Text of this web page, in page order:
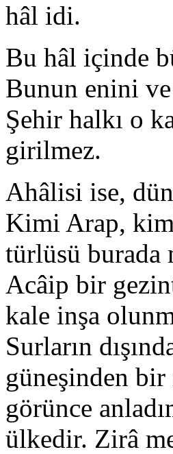
hâl idi.
Bu hâl içinde
Bunun enini
Şehir halkı o
girilmez.
Ahâlisi ise,
Kimi Arap,
türlüsü burada
Acâip bir
kale inşa
Surların
güneşinden bir
görünce
ülkedir. Zirâ